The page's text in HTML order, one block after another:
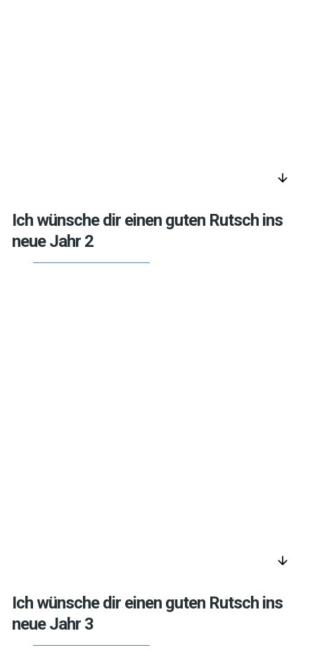
arrow_downward
Ich wünsche dir einen guten Rutsch ins
neue Jahr 2
arrow_downward
Ich wünsche dir einen guten Rutsch ins
neue Jahr 3